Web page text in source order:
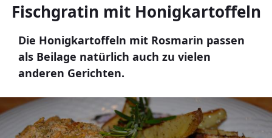
Fischgratin mit Honigkartoffeln
Die Honigkartoffeln mit Rosmarin passen
als Beilage natürlich auch zu vielen
anderen Gerichten.